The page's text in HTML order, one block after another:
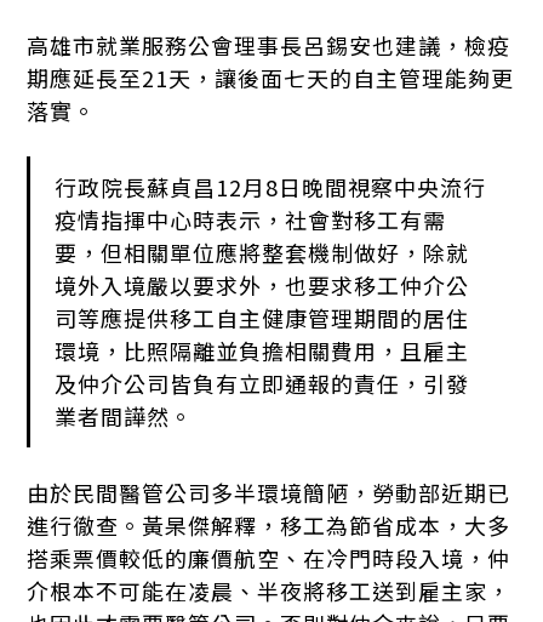
高雄市就業服務公會理事長呂錫安也建議，檢疫
期應延長至21天，讓後面七天的自主管理能夠更
落實。
行政院長蘇貞昌12月8日晚間視察中央流行
疫情指揮中心時表示，社會對移工有需
要，但相關單位應將整套機制做好，除就
境外入境嚴以要求外，也要求移工仲介公
司等應提供移工自主健康管理期間的居住
環境，比照隔離並負擔相關費用，且雇主
及仲介公司皆負有立即通報的責任，引發
業者間譁然。
由於民間醫管公司多半環境簡陋，勞動部近期已
進行徹查。黃杲傑解釋，移工為節省成本，大多
搭乘票價較低的廉價航空、在冷門時段入境，仲
介根本不可能在凌晨、半夜將移工送到雇主家，